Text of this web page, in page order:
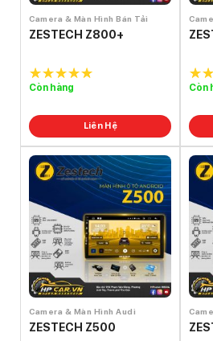
Camera & Màn Hình Bán Tải
ZESTECH Z800+
5.0out of
Còn hàng
Liên Hệ
5.0
Còn
Camera & Màn Hình Audi
ZESTECH Z500